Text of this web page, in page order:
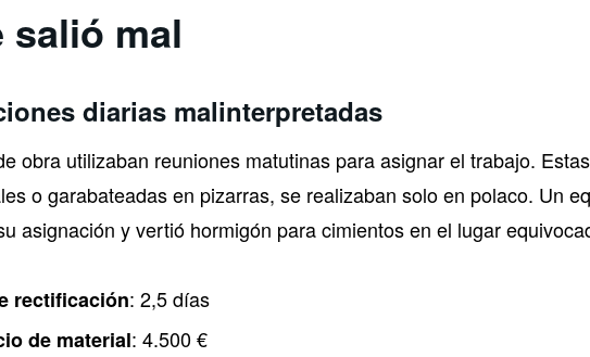
salió mal
diarias malinterpretadas
obra utilizaban reuniones matutinas para asignar el trabajo.
o garabateadas en pizarras, se realizaban solo en polaco. Un
asignación y vertió hormigón para cimientos en el lugar
rectificación: 2,5 días
de material: 4.500 €